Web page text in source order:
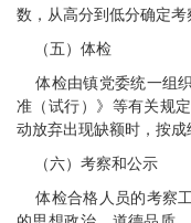
数，从高分到低分确定考
（五）体检
体检由镇党委统一组
准（试行）》等有关规
动放弃出现缺额时，按成
（六）考察和公示
体检合格人员的考察